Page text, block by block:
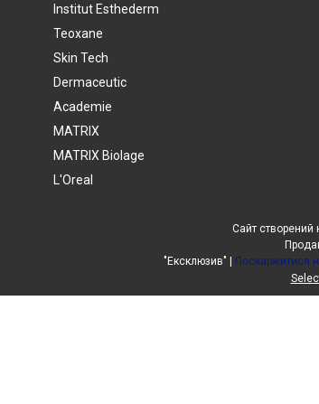
Institut Esthederm
Teoxane
Skin Tech
Dermaceutic
Academie
MATRIX
MATRIX Biolage
L'Oreal
Сайт створений
"Ексклюзив" | Поскаржитися